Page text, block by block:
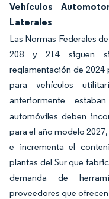
Vehículos
Laterales
Las Normas Federales
208 y 214 siguen
reglamentación de
para vehículos
anteriormente
automóviles deben
para el año modelo
e incrementa el
plantas del Sur que
demanda de
proveedores que